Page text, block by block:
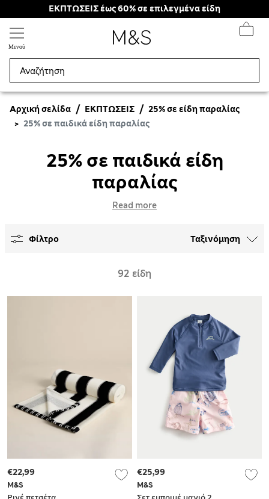
ΕΚΠΤΩΣΕΙΣ έως 60% σε επιλεγμένα είδη
Μενού
Αρχική σελίδα ΕΚΠΤΩΣΕΙΣ
25% σε είδη παραλίας
25% σε παιδικά είδη παραλίας
25% σε παιδικά είδη
παραλίας
Read more
Φίλτρο Ταξινόμηση
92 είδη
M&S
€22,99
M&S
€25,99